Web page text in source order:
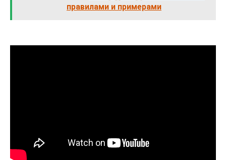
правилами и примерами